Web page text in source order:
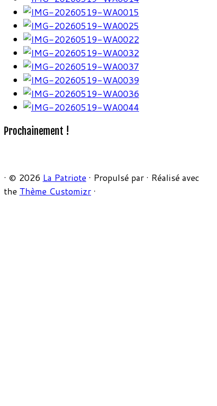
Prochainement !
· © 2026 La Patriote · Propulsé par · Réalisé avec
the Thème Customizr ·